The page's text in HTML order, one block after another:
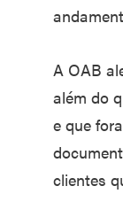
A OAB
além do
e que
clientes